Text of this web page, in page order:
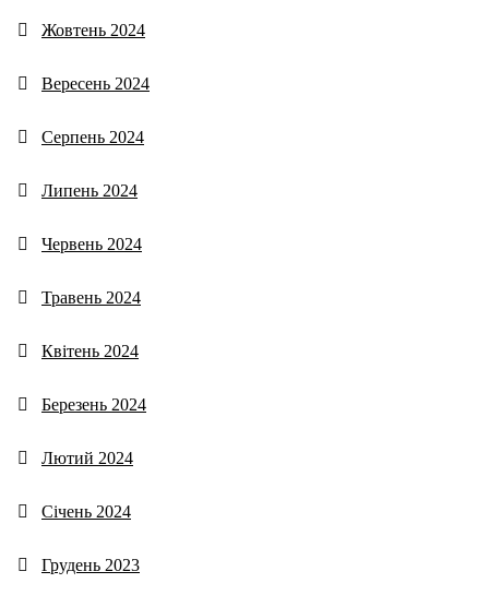
Жовтень 2024
Вересень 2024
Серпень 2024
Липень 2024
Червень 2024
Травень 2024
Квітень 2024
Березень 2024
Лютий 2024
Січень 2024
Грудень 2023